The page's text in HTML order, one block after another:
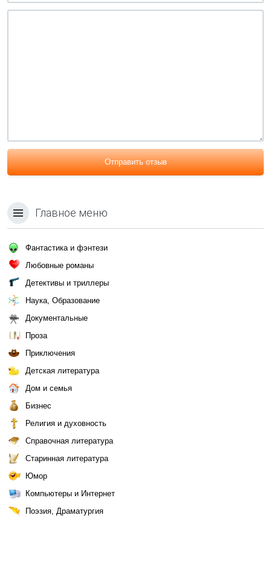
Отправить отзыв
Главное меню
Фантастика и фэнтези
Любовные романы
Детективы и триллеры
Наука, Образование
Документальные
Проза
Приключения
Детская литература
Дом и семья
Бизнес
Религия и духовность
Справочная литература
Старинная литература
Юмор
Компьютеры и Интернет
Поэзия, Драматургия